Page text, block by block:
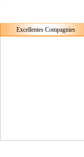
Excellentes Compagnies